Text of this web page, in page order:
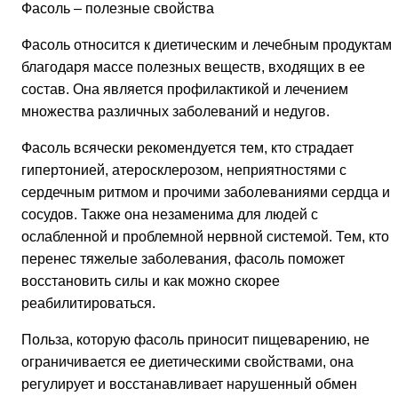
Фасоль – полезные свойства
Фасоль относится к диетическим и лечебным продуктам
благодаря массе полезных веществ, входящих в ее
состав. Она является профилактикой и лечением
множества различных заболеваний и недугов.
Фасоль всячески рекомендуется тем, кто страдает
гипертонией, атеросклерозом, неприятностями с
сердечным ритмом и прочими заболеваниями сердца и
сосудов. Также она незаменима для людей с
ослабленной и проблемной нервной системой. Тем, кто
перенес тяжелые заболевания, фасоль поможет
восстановить силы и как можно скорее
реабилитироваться.
Польза, которую фасоль приносит пищеварению, не
ограничивается ее диетическими свойствами, она
регулирует и восстанавливает нарушенный обмен